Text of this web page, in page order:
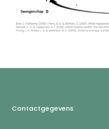
Footer
Contactgegevens